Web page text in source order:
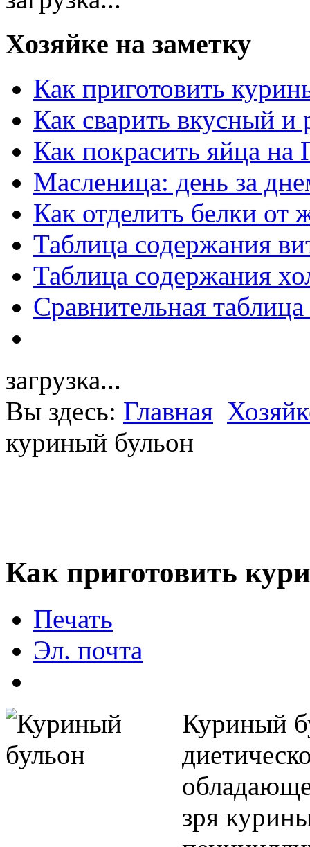
Хозяйке на заметку
Как приготовить
Как сварить вкусный и
Как покрасить яйца на
Масленица: день за
Как отделить белки от
Таблица содержания
Таблица содержания
Сравнительная
загрузка...
Вы здесь: Главная
куриный бульон
Как приготовить
Печать
Эл. почта
Куриный
зря